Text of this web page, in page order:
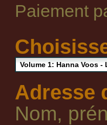
Paiement
Adresse
Nom,